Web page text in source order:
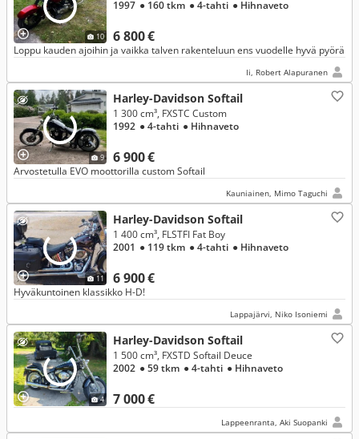
10 6 800 €
1997 ● 160 tkm ● 4-tahti ● Hihnaveto
Loppu kauden ajoihin ja vaikka talven rakenteluun ens vuodelle hyvä pyörä
Ii, Robert Alapuranen
9
Harley-Davidson Softail
6 900 €
1 300 cm³, FXSTC Custom
1992 ● 4-tahti ● Hihnaveto
Arvostetulla EVO moottorilla custom Softail
Kauniainen, Mimo Taguchi
11
Harley-Davidson Softail
6 900 €
1 400 cm³, FLSTFI Fat Boy
2001 ● 119 tkm ● 4-tahti ● Hihnaveto
Hyväkuntoinen klassikko H-D!
Lappajärvi, Niko Isoniemi
4
Harley-Davidson Softail
7 000 €
1 500 cm³, FXSTD Softail Deuce
2002 ● 59 tkm ● 4-tahti ● Hihnaveto
Lappeenranta, Aki Suopanki